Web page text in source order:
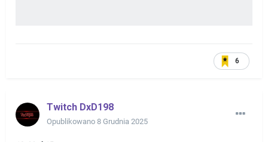
6
Twitch DxD198
Opublikowano 8 Grudnia 2025